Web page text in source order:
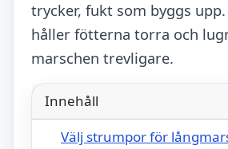
trycker, fukt som byggs
håller fötterna torra och
marschen trevligare.
Innehåll
Välj strumpor för